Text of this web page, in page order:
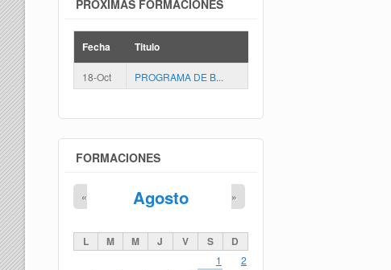
PRÓXIMAS FORMACIONES
Fecha Titulo
18-Oct PROGRAMA DE B...
FORMACIONES
Agosto
« »
L M M J V S D
1
2